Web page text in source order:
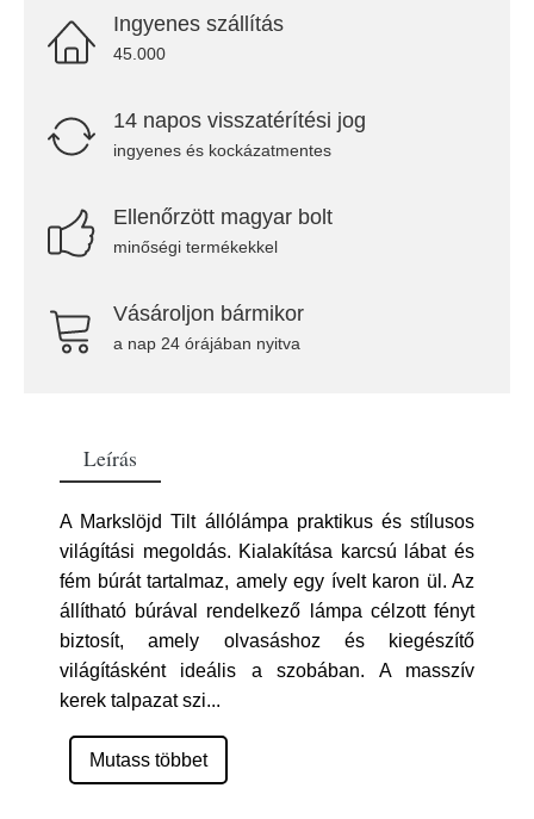
Ingyenes szállítás
45.000
14 napos visszatérítési jog
ingyenes és kockázatmentes
Ellenőrzött magyar bolt
minőségi termékekkel
Vásároljon bármikor
a nap 24 órájában nyitva
Leírás
A Markslöjd Tilt állólámpa praktikus és stílusos
világítási megoldás. Kialakítása karcsú lábat és
fém búrát tartalmaz, amely egy ívelt karon ül. Az
állítható búrával rendelkező lámpa célzott fényt
biztosít, amely olvasáshoz és kiegészítő
világításként ideális a szobában. A masszív
kerek talpazat szi...
Mutass többet